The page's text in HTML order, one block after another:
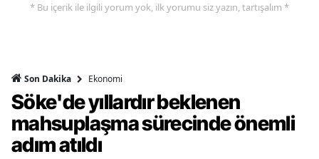
* Bu içerik ile ilgili yorum yok, ilk yorumu siz yazın, tartışalım *
Son Dakika Ekonomi
Söke'de yıllardır beklenen
mahsuplaşma sürecinde önemli
adım atıldı